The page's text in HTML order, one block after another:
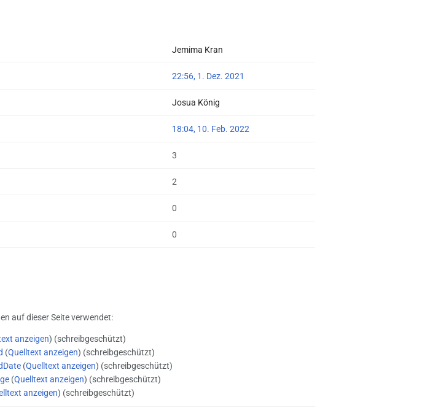
Jemima Kran
22:56, 1. Dez. 2021
Josua König
18:04, 10. Feb. 2022
3
2
0
0
auf dieser Seite verwendet:
anzeigen) (schreibgeschützt)
(Quelltext anzeigen) (schreibgeschützt)
(Quelltext anzeigen) (schreibgeschützt)
(Quelltext anzeigen) (schreibgeschützt)
anzeigen) (schreibgeschützt)